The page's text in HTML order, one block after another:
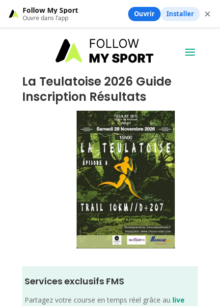
La Teulatoise 2026 Guide
Inscription Résultats
Services exclusifs FMS
Partagez votre course en temps réel grâce au live
Follow My Sport
Ouvre dans l’app Ouvrir Installer ✕